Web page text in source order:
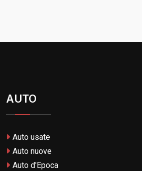
AUTO
Auto usate
Auto nuove
Auto d'Epoca